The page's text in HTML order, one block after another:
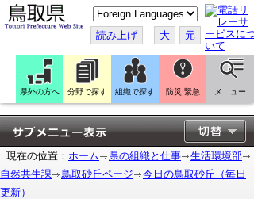
こ
の
ペ
ー
ジ
翻
訳
す
る
読み上げ 大 元
県外の方へ 分野で探す 組織で探す 防災 緊急 メニュー
現在の位置： ホーム 県の組織と仕事
生活環境部
自然共生課
鳥取砂丘ページ
今日の鳥取砂丘（毎日
更新）